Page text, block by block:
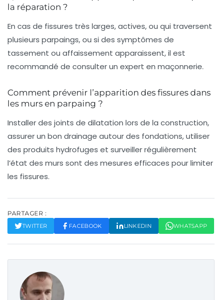
la réparation ?
En cas de fissures très larges, actives, ou qui traversent
plusieurs parpaings, ou si des symptômes de
tassement ou affaissement apparaissent, il est
recommandé de consulter un expert en maçonnerie.
Comment prévenir l’apparition des fissures dans
les murs en parpaing ?
Installer des joints de dilatation lors de la construction,
assurer un bon drainage autour des fondations, utiliser
des produits hydrofuges et surveiller régulièrement
l’état des murs sont des mesures efficaces pour limiter
les fissures.
PARTAGER :
TWITTER FACEBOOK LINKEDIN WHATSAPP